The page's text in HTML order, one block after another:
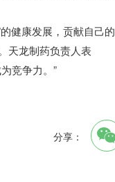
健康发展，贡献自己的
天龙制药负责人表
竞争力。”
分享：